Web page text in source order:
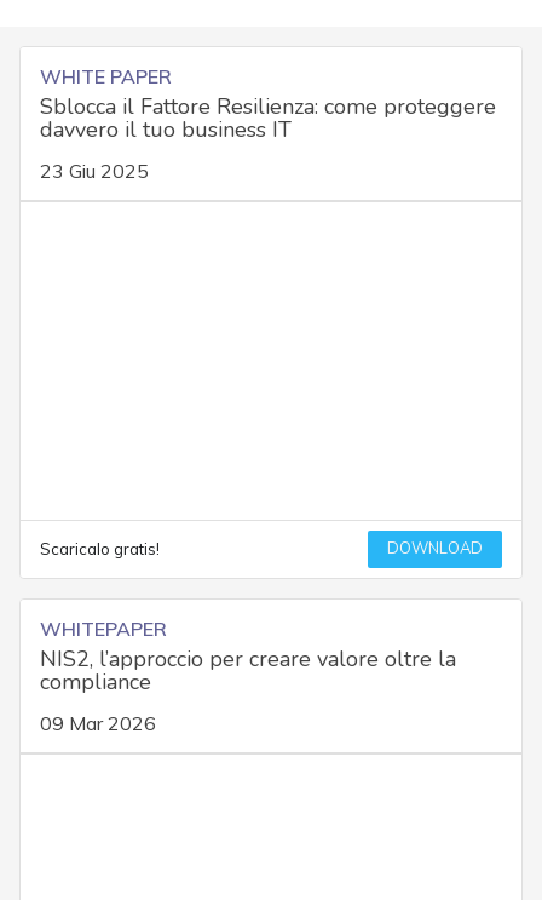
WHITE PAPER
Sblocca il Fattore Resilienza: come proteggere
davvero il tuo business IT
23 Giu 2025
Scaricalo gratis! DOWNLOAD
WHITEPAPER
NIS2, l’approccio per creare valore oltre la
compliance
09 Mar 2026